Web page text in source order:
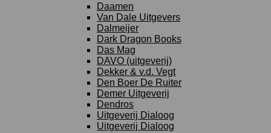
Daamen
Van Dale Uitgevers
Dalmeijer
Dark Dragon Books
Das Mag
DAVO (uitgeverij)
Dekker & v.d. Vegt
Den Boer De Ruiter
Demer Uitgeverij
Dendros
Uitgeverij Dialoog
Uitgeverij Dialoog